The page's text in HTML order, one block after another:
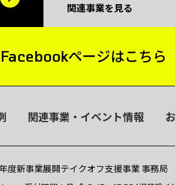
関連事業を見る
Facebookページはこちら
関連事業・イベント情報
新事業展開テイクオフ支援事業 事務局